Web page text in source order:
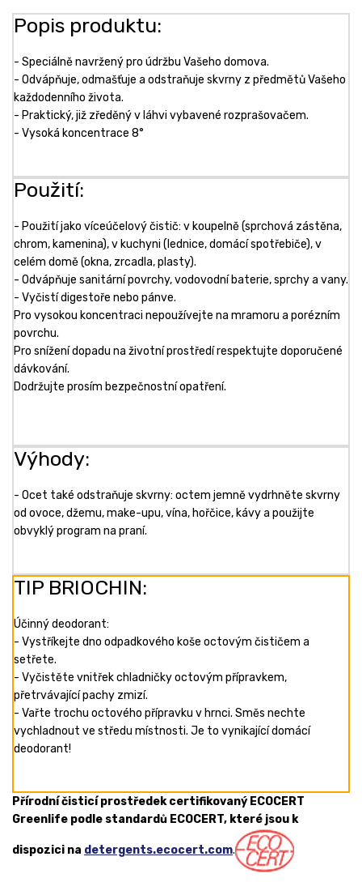
Popis produktu:
- Speciálně navržený pro údržbu Vašeho domova.
- Odvápňuje, odmašťuje a odstraňuje skvrny z předmětů Vašeho
každodenního života.
- Praktický, již zředěný v láhvi vybavené rozprašovačem.
- Vysoká koncentrace 8°
Použití:
- Použití jako víceúčelový čistič: v koupelně (sprchová zástěna,
chrom, kamenina), v kuchyni (lednice, domácí spotřebiče), v
celém domě (okna, zrcadla, plasty).
- Odvápňuje sanitární povrchy, vodovodní baterie, sprchy a vany.
- Vyčistí digestoře nebo pánve.
Pro vysokou koncentraci nepoužívejte na mramoru a porézním
povrchu.
Pro snížení dopadu na životní prostředí respektujte doporučené
dávkování.
Dodržujte prosím bezpečnostní opatření.
Výhody:
- Ocet také odstraňuje skvrny: octem jemně vydrhněte skvrny
od ovoce, džemu, make-upu, vína, hořčice, kávy a použijte
obvyklý program na praní.
TIP BRIOCHIN:
Účinný deodorant:
- Vystříkejte dno odpadkového koše octovým čističem a
setřete.
- Vyčistěte vnitřek chladničky octovým přípravkem,
přetrvávající pachy zmizí.
- Vařte trochu octového přípravku v hrnci. Směs nechte
vychladnout ve středu místnosti. Je to vynikající domácí
deodorant!
Přírodní čisticí prostředek certifikovaný ECOCERT
Greenlife podle standardů ECOCERT, které jsou k
dispozici na detergents.ecocert.com.